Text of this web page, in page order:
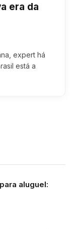
era da
expert há
está a
aluguel: